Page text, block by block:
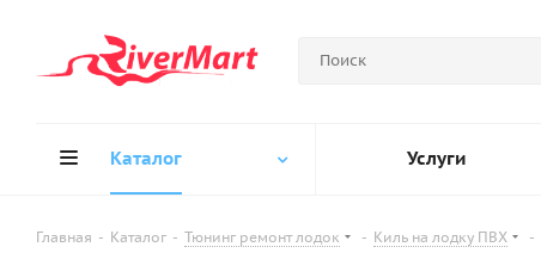
Каталог Услуги
Главная - Каталог - Тюнинг ремонт лодок - Киль на лодку ПВХ -